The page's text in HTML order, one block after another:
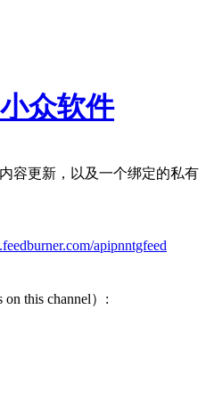
众软件
容更新，以及一个绑定的私有
apipnntgfeed
this channel）: